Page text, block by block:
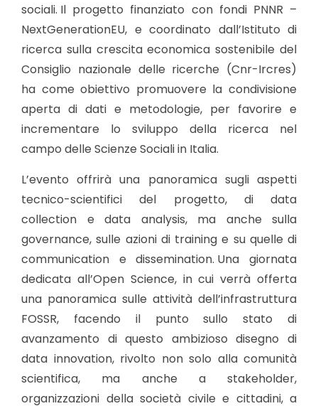
sociali. Il progetto finanziato con fondi PNNR –
NextGenerationEU, e coordinato dall’Istituto di
ricerca sulla crescita economica sostenibile del
Consiglio nazionale delle ricerche (Cnr-Ircres)
ha come obiettivo promuovere la condivisione
aperta di dati e metodologie, per favorire e
incrementare lo sviluppo della ricerca nel
campo delle Scienze Sociali in Italia.
L’evento offrirà una panoramica sugli aspetti
tecnico-scientifici del progetto, di data
collection e data analysis, ma anche sulla
governance, sulle azioni di training e su quelle di
communication e dissemination. Una giornata
dedicata all’Open Science, in cui verrà offerta
una panoramica sulle attività dell’infrastruttura
FOSSR, facendo il punto sullo stato di
avanzamento di questo ambizioso disegno di
data innovation, rivolto non solo alla comunità
scientifica, ma anche a stakeholder,
organizzazioni della società civile e cittadini, a